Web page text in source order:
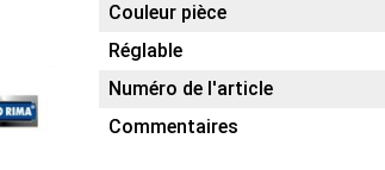
Couleur pièce
Réglable
Numéro de l'article
Commentaires